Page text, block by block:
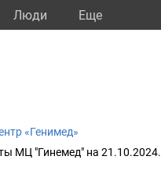
Люди Eще
«Генимед»
МЦ "Гинемед" на 21.10.2024.